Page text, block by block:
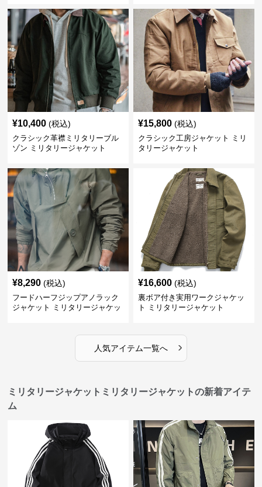
¥10,400 (税込)
クラシック革襟ミリタリーブル
ゾン ミリタリージャケット
¥15,800 (税込)
クラシック工房ジャケット ミリ
タリージャケット
¥8,290 (税込)
フードハーフジップアノラック
ジャケット ミリタリージャケッ
¥16,600 (税込)
裏ボア付き実用ワークジャケッ
ト ミリタリージャケット
人気アイテム一覧へ ›
ミリタリージャケットミリタリージャケットの新着アイテ
ム